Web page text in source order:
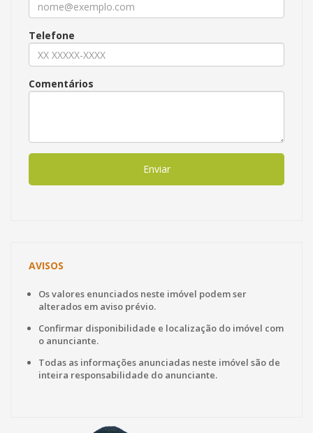
Telefone
Comentários
Enviar
AVISOS
Os valores enunciados neste imóvel podem ser
alterados em aviso prévio.
Confirmar disponibilidade e localização do imóvel com
o anunciante.
Todas as informações anunciadas neste imóvel são de
inteira responsabilidade do anunciante.